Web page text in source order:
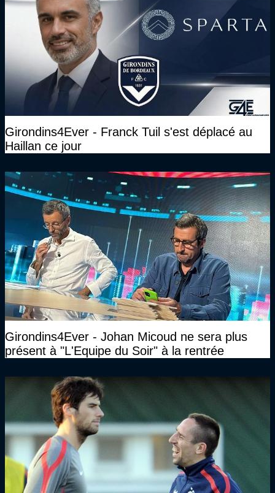
Girondins4Ever - Franck Tuil s'est déplacé au
Haillan ce jour
Girondins4Ever - Johan Micoud ne sera plus
présent à "L'Equipe du Soir" à la rentrée